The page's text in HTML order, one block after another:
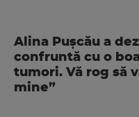
Alina Pușcău a
confruntă cu o
tumori. Vă rog să
mine”